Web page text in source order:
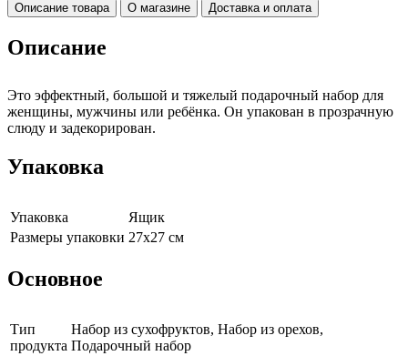
Описание товара О магазине Доставка и оплата
Описание
Это эффектный, большой и тяжелый подарочный набор для
женщины, мужчины или ребёнка. Он упакован в прозрачную
слюду и задекорирован.
Упаковка
Упаковка
Ящик
Размеры упаковки 27х27 см
Основное
Тип
продукта
Набор из сухофруктов, Набор из орехов,
Подарочный набор